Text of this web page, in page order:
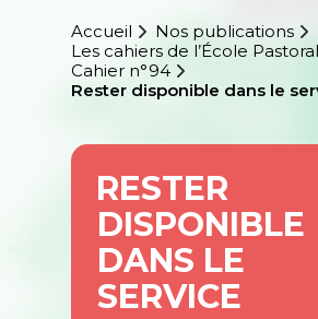
Accueil
Nos publications
Les cahiers de l’École
Cahier n°94
Rester disponible dans le
RESTER
DISPONIBLE
DANS LE
SERVICE